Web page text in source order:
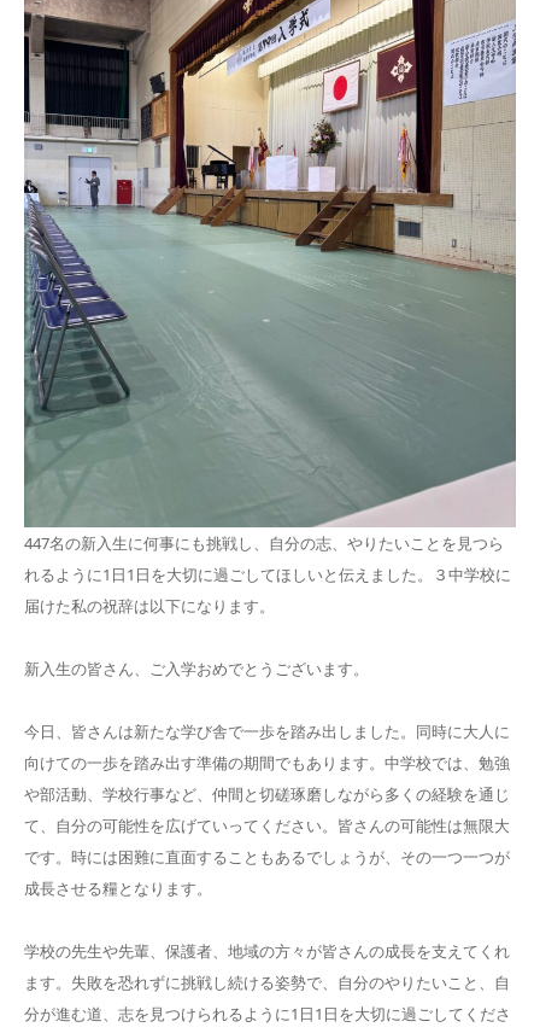
447名の新入生に何事にも挑戦し、自分の志、やりたいことを見つら
れるように1日1日を大切に過ごしてほしいと伝えました。３中学校に
届けた私の祝辞は以下になります。
新入生の皆さん、ご入学おめでとうございます。
今日、皆さんは新たな学び舎で一歩を踏み出しました。同時に大人に
向けての一歩を踏み出す準備の期間でもあります。中学校では、勉強
や部活動、学校行事など、仲間と切磋琢磨しながら多くの経験を通じ
て、自分の可能性を広げていってください。皆さんの可能性は無限大
です。時には困難に直面することもあるでしょうが、その一つ一つが
成長させる糧となります。
学校の先生や先輩、保護者、地域の方々が皆さんの成長を支えてくれ
ます。失敗を恐れずに挑戦し続ける姿勢で、自分のやりたいこと、自
分が進む道、志を見つけられるように1日1日を大切に過ごしてくださ